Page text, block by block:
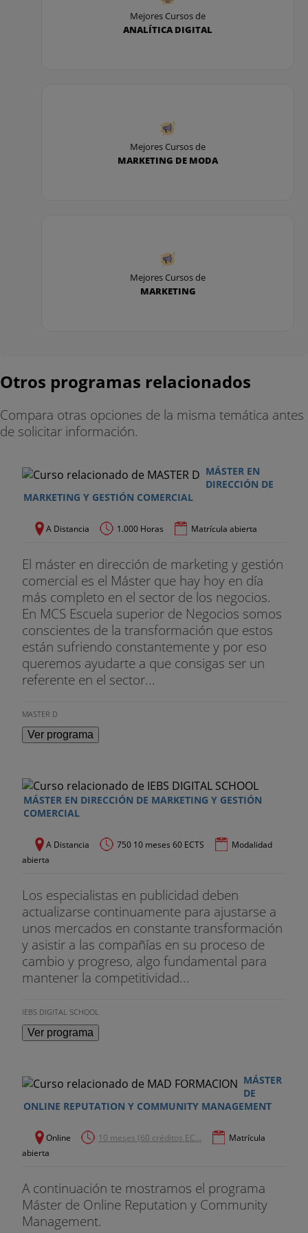
Mejores Cursos de
ANALÍTICA DIGITAL
Mejores Cursos de
MARKETING DE MODA
Mejores Cursos de
MARKETING
Otros programas relacionados
Compara otras opciones de la misma temática antes
de solicitar información.
MÁSTER EN
DIRECCIÓN DE
MARKETING Y GESTIÓN COMERCIAL
A Distancia 1.000 Horas Matrícula abierta
El máster en dirección de marketing y gestión
comercial es el Máster que hay hoy en día
más completo en el sector de los negocios.
En MCS Escuela superior de Negocios somos
conscientes de la transformación que estos
están sufriendo constantemente y por eso
queremos ayudarte a que consigas ser un
referente en el sector...
MASTER D
Ver programa
MÁSTER EN DIRECCIÓN DE MARKETING Y GESTIÓN
COMERCIAL
A Distancia 750 10 meses 60 ECTS
Modalidad
abierta
Los especialistas en publicidad deben
actualizarse continuamente para ajustarse a
unos mercados en constante transformación
y asistir a las compañías en su proceso de
cambio y progreso, algo fundamental para
mantener la competitividad...
IEBS DIGITAL SCHOOL
Ver programa
MÁSTER
DE
ONLINE REPUTATION Y COMMUNITY MANAGEMENT
Online 10 meses (60 créditos EC...
Matrícula
abierta
A continuación te mostramos el programa
Máster de Online Reputation y Community
Management.